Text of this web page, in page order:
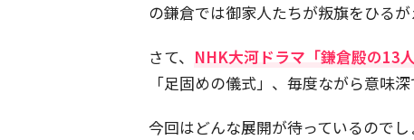
の鎌倉では御家人たちが叛旗をひるが
さて、 NHK大河ドラマ「鎌倉殿の13人
「足固めの儀式」、毎度ながら意味深
今回はどんな展開が待っているのでし